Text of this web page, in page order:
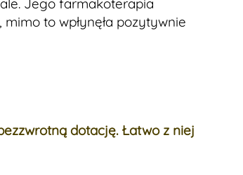
to wpłynęła pozytywnie
dotację. Łatwo z niej